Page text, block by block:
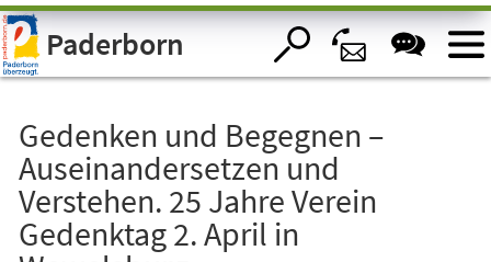
Visuelle
Assistenzsoftware
öffnen.Paderborn
Gedenken und Begegnen –
Auseinandersetzen und
Verstehen. 25 Jahre Verein
Gedenktag 2. April in